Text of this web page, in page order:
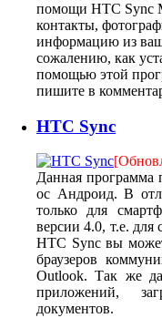
помощи HTC Sync
контакты,
информацию из
сожалению, как
помощью этой
пишите в
HTC Sync
Данная программа
ос Андроид. В
только для
версии 4.0, т.е.
HTC Sync вы
браузеров
Outlook. Так же
приложений,
документов.